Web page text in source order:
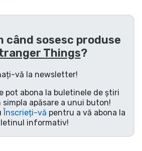
când sosesc produse
Things?
vă la newsletter!
pot abona la buletinele de știri
apăsare a unui buton!
Înscrieți-vă pentru a vă abona la
informativ!